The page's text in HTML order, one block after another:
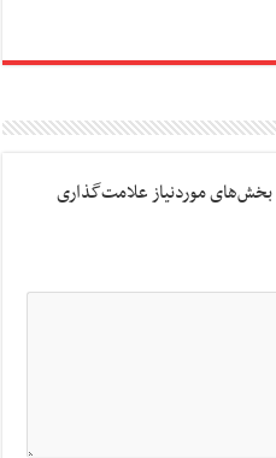
بخش‌های موردنیاز علامت‌گذاری